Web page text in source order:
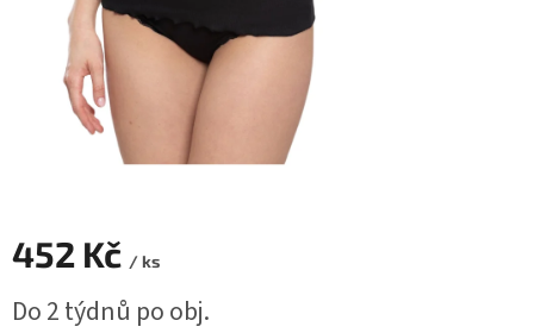
452 Kč / ks
cena:
Do 2 týdnů po obj.